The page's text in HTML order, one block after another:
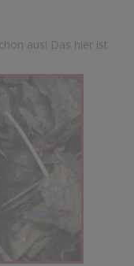
aus! Das hier ist